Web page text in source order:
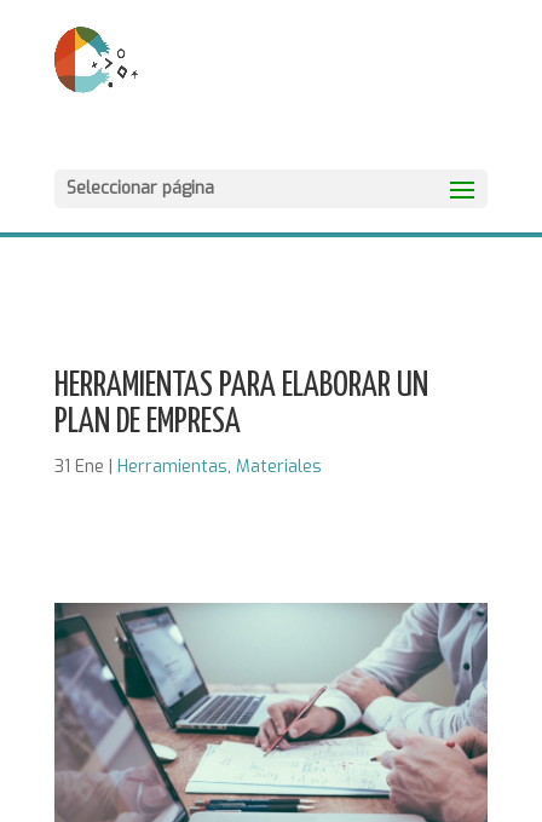
Seleccionar página
HERRAMIENTAS PARA ELABORAR UN
PLAN DE EMPRESA
31 Ene | Herramientas, Materiales